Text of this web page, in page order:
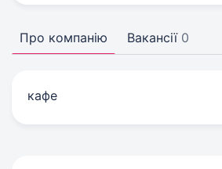
Про компанію Вакансії 0
кафе